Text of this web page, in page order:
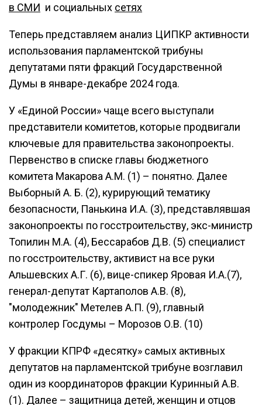
в СМИ и социальных сетях
Теперь представляем анализ ЦИПКР активности
использования парламентской трибуны
депутатами пяти фракций Государственной
Думы в январе-декабре 2024 года.
У «Единой России» чаще всего выступали
представители комитетов, которые продвигали
ключевые для правительства законопроекты.
Первенство в списке главы бюджетного
комитета Макарова А.М. (1) – понятно. Далее
Выборный А. Б. (2), курирующий тематику
безопасности, Панькина И.А. (3), представлявшая
законопроекты по госстроительству, экс-министр
Топилин М.А. (4), Бессарабов Д.В. (5) специалист
по госстроительству, активист на все руки
Альшевских А.Г. (6), вице-спикер Яровая И.А.(7),
генерал-депутат Картаполов А.В. (8),
"молодежник" Метелев А.П. (9), главный
контролер Госдумы – Морозов О.В. (10)
У фракции КПРФ «десятку» самых активных
депутатов на парламентской трибуне возглавил
один из координаторов фракции Куринный А.В.
(1). Далее – защитница детей, женщин и отцов